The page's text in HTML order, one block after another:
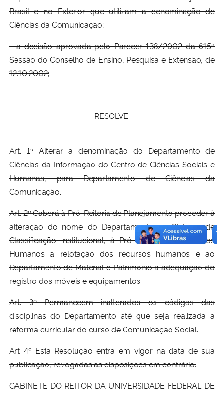
Brasil e no Exterior que utilizam a denominação de
Ciências da Comunicação;
- a decisão aprovada pelo Parecer 138/2002 da 615ª
Sessão do Conselho de Ensino, Pesquisa e Extensão, de
12.10.2002;
RESOLVE:
Art. 1º Alterar a denominação do Departamento de
Ciências da Informação do Centro de Ciências Sociais e
Humanas, para Departamento de Ciências da
Comunicação.
Art. 2º Caberá à Pró-Reitoria de Planejamento proceder à
alteração do nome do Departamento no Sistema de
Classificação Institucional, à Pró-Reitoria de Recursos
Humanos a relotação dos recursos humanos e ao
Departamento de Material e Patrimônio a adequação do
registro dos móveis e equipamentos.
Art. 3º Permanecem inalterados os códigos das
disciplinas do Departamento até que seja realizada a
reforma curricular do curso de Comunicação Social.
Art 4º Esta Resolução entra em vigor na data de sua
publicação, revogadas as disposições em contrário.
GABINETE DO REITOR DA UNIVERSIDADE FEDERAL DE